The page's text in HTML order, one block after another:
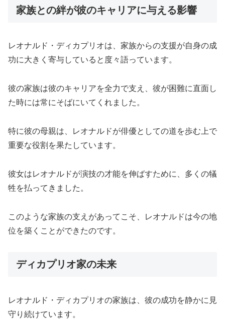
家族との絆が彼のキャリアに与える影響
レオナルド・ディカプリオは、家族からの支援が自身の成
功に大きく寄与していると度々語っています。
彼の家族は彼のキャリアを全力で支え、彼が困難に直面し
た時には常にそばにいてくれました。
特に彼の母親は、レオナルドが俳優としての道を歩む上で
重要な役割を果たしています。
彼女はレオナルドが演技の才能を伸ばすために、多くの犠
牲を払ってきました。
このような家族の支えがあってこそ、レオナルドは今の地
位を築くことができたのです。
ディカプリオ家の未来
レオナルド・ディカプリオの家族は、彼の成功を静かに見
守り続けています。